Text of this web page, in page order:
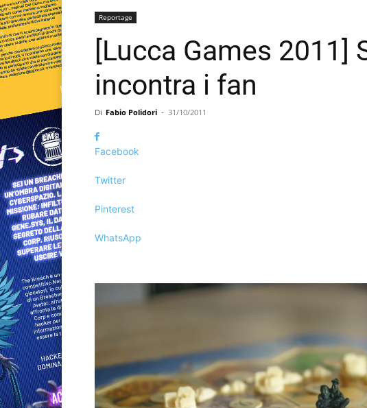
Reportage
[Lucca Games 2011]
incontra i fan
Di Fabio Polidori - 31/10/2011
Facebook
Twitter
Pinterest
WhatsApp